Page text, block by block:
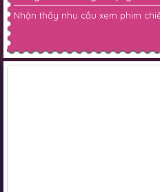
Nhận thấy nhu cầu xem phim